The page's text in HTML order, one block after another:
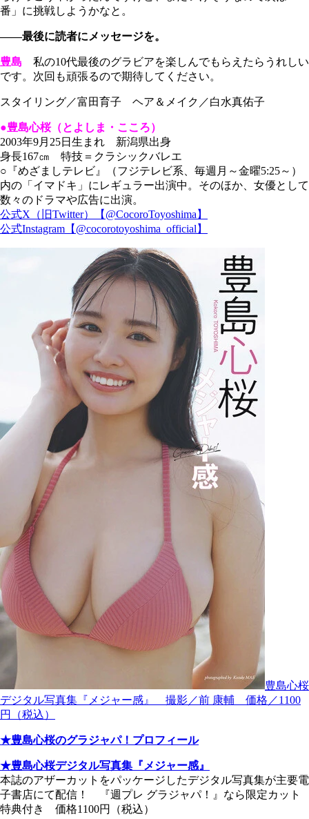
番」に挑戦しようかなと。
――最後に読者にメッセージを。
豊島 私の10代最後のグラビアを楽しんでもらえたらうれしい
です。次回も頑張るので期待してください。
スタイリング／富田育子 ヘア＆メイク／白水真佑子
●豊島心桜（とよしま・こころ）
2003年9月25日生まれ 新潟県出身
身長167㎝ 特技＝クラシックバレエ
○『めざましテレビ』（フジテレビ系、毎週月～金曜5:25～）
内の「イマドキ」にレギュラー出演中。そのほか、女優として
数々のドラマや広告に出演。
公式X（旧Twitter）【@CocoroToyoshima】
公式Instagram【@cocorotoyoshima_official】
豊島心桜
デジタル写真集『メジャー感』 撮影／前 康輔 価格／1100
円（税込）
★豊島心桜のグラジャパ！プロフィール
★豊島心桜デジタル写真集『メジャー感』
本誌のアザーカットをパッケージしたデジタル写真集が主要電
子書店にて配信！ 『週プレ グラジャパ！』なら限定カット
特典付き 価格1100円（税込）